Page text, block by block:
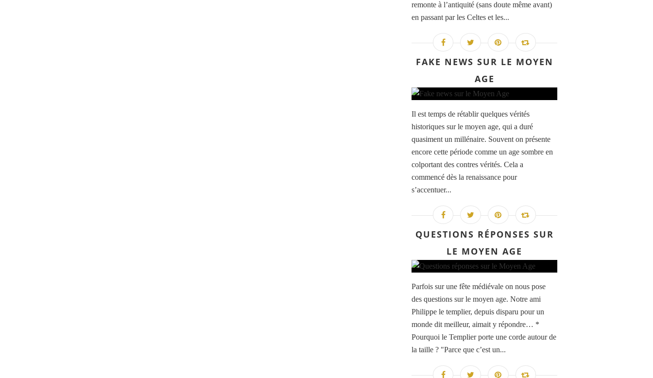
remonte à l’antiquité (sans doute même avant)
en passant par les Celtes et les...
FAKE NEWS SUR LE MOYEN
AGE
Il est temps de rétablir quelques vérités
historiques sur le moyen age, qui a duré
quasiment un millénaire. Souvent on présente
encore cette période comme un age sombre en
colportant des contres vérités. Cela a
commencé dès la renaissance pour
s’accentuer...
QUESTIONS RÉPONSES SUR
LE MOYEN AGE
Parfois sur une fête médiévale on nous pose
des questions sur le moyen age. Notre ami
Philippe le templier, depuis disparu pour un
monde dit meilleur, aimait y répondre… *
Pourquoi le Templier porte une corde autour de
la taille ? "Parce que c’est un...